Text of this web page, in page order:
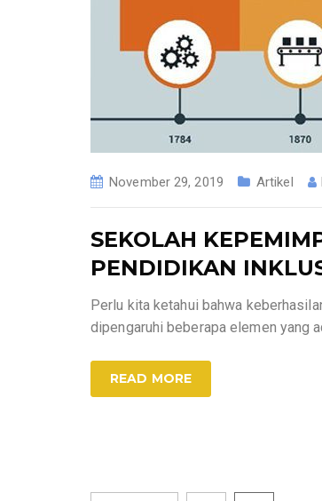
November 29, 2019 Artikel
SEKOLAH
PENDIDIKAN
Perlu kita ketahui bahwa
dipengaruhi beberapa elemen yang
READ MORE